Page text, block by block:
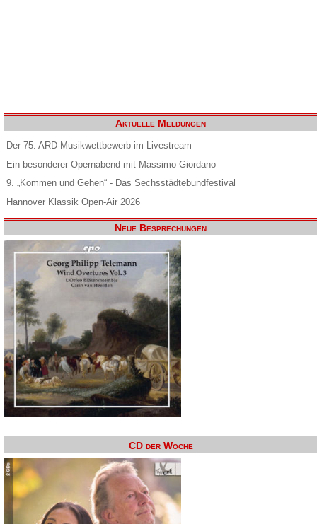
Aktuelle Meldungen
Der 75. ARD-Musikwettbewerb im Livestream
Ein besonderer Opernabend mit Massimo Giordano
9. „Kommen und Gehen“ - Das Sechsstädtebundfestival
Hannover Klassik Open-Air 2026
Neue Besprechungen
CD der Woche